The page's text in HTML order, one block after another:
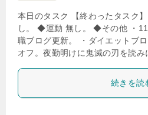
本日のタスク 【終わったタスク
し。 ◆運動 無し。 ◆その他 ・
職ブログ更新。 ・ダイエットブ
オフ。夜勤明けに鬼滅の刃を読
続きを読